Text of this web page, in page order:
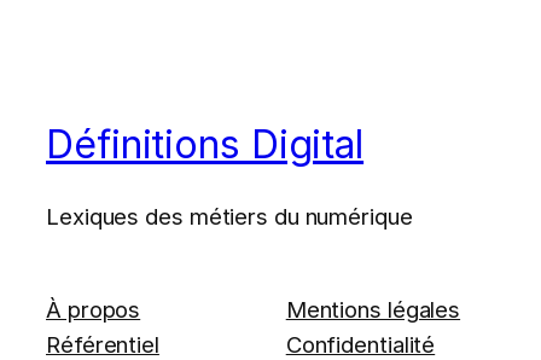
Définitions Digital
Lexiques des métiers du numérique
À propos
Référentiel
Mentions légales
Confidentialité